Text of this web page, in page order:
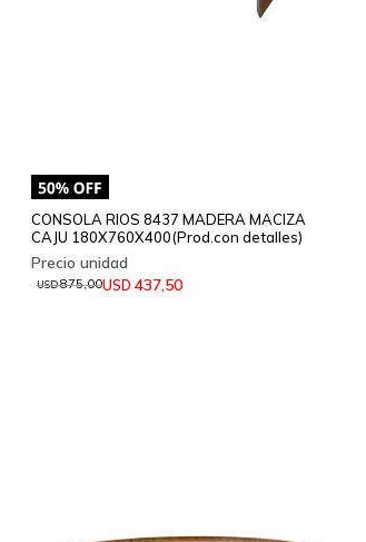
CONSOLA RIOS 8437 MADERA MACIZA
CAJU 180X760X400(Prod.con detalles)
USD 437,50
USD875,00